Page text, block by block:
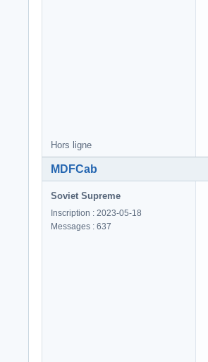
Hors ligne
MDFCab
Soviet Supreme
Inscription : 2023-05-18
Messages : 637